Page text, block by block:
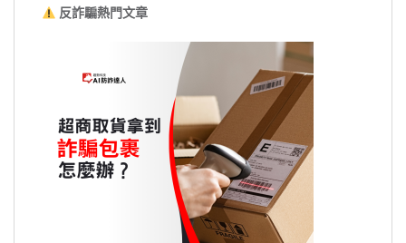
反詐騙熱門文章